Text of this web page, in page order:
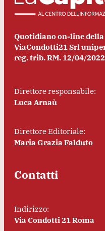
Quotidiano on-line della
ViaCondotti21 Srl
reg. trib. RM. 12/04/
Direttore responsabile:
Luca Arnaù
Direttore Editoriale:
Maria Grazia Falduto
Contatti
Indirizzo:
Via Condotti 21 Roma